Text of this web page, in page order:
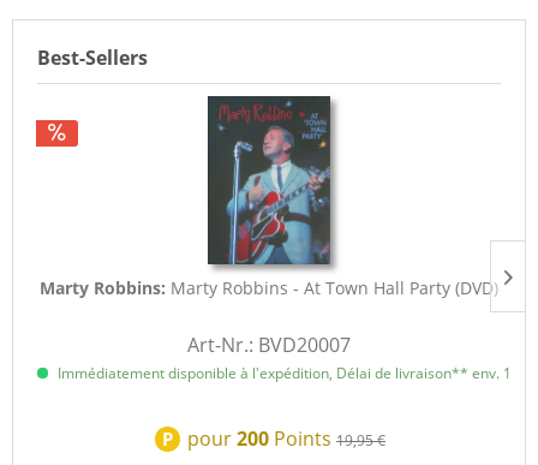
Best-Sellers
Marty Robbins: Marty Robbins - At Town Hall Party (DVD)
Art-Nr.: BVD20007
Immédiatement disponible à l'expédition, Délai de livraison** env. 1 à
P pour200 Points 19,95 €